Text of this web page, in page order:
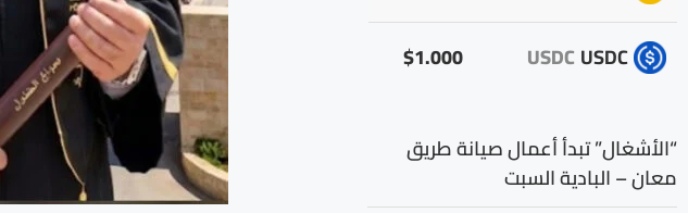
USDC
USDC
$1.000
“الأشغال” تبدأ أعمال صيانة طريق
معان – البادية السبت